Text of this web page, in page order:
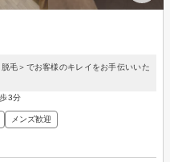
毛＞でお客様のキレイをお手伝いいた
3分
メンズ歓迎